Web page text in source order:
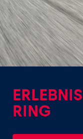
Events
RING